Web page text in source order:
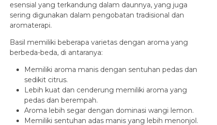
esensial yang terkandung dalam daunnya, yang juga
sering digunakan dalam pengobatan tradisional dan
aromaterapi.
Basil memiliki beberapa varietas dengan aroma yang
berbeda-beda, di antaranya:
Memiliki aroma manis dengan sentuhan pedas dan
sedikit citrus.
Lebih kuat dan cenderung memiliki aroma yang
pedas dan berempah.
Aroma lebih segar dengan dominasi wangi lemon.
Memiliki sentuhan adas manis yang lebih menonjol.